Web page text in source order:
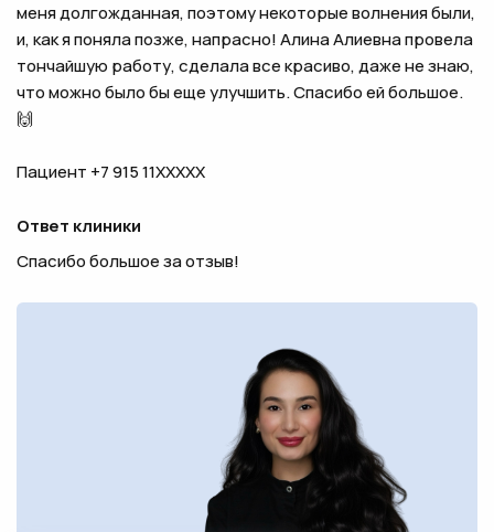
меня долгожданная, поэтому некоторые волнения были,
и, как я поняла позже, напрасно! Алина Алиевна провела
тончайшую работу, сделала все красиво, даже не знаю,
что можно было бы еще улучшить. Спасибо ей большое.
🙌
Пациент +7 915 11XXXXX
Ответ клиники
Спасибо большое за отзыв!